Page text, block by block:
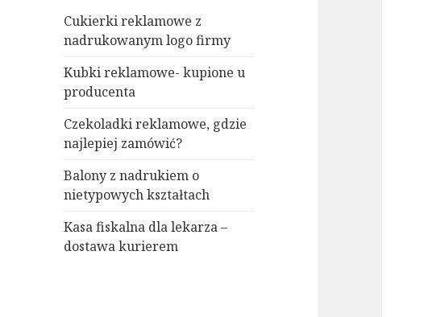
Cukierki reklamowe z
nadrukowanym logo firmy
Kubki reklamowe- kupione u
producenta
Czekoladki reklamowe, gdzie
najlepiej zamówić?
Balony z nadrukiem o
nietypowych kształtach
Kasa fiskalna dla lekarza –
dostawa kurierem